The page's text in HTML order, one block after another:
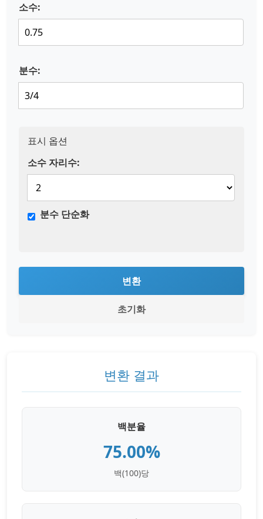
소수:
분수:
표시 옵션
소수 자리수:
분수 단순화
변환
초기화
변환 결과
백분율
75.00%
백(100)당